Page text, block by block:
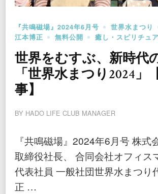
『共鳴磁場』2024年6月号 世界水まつり
江本博正
無料公開 癒し・スピリチュ
世界をむすぶ、新時代
「世界水まつり2024」
事】
BY HADO LIFE CLUB MANAGER
『共鳴磁場』2024年6月号 株式
取締役社長、 合同会社オフィス
代表社員 一般社団世界水まつり
正 …